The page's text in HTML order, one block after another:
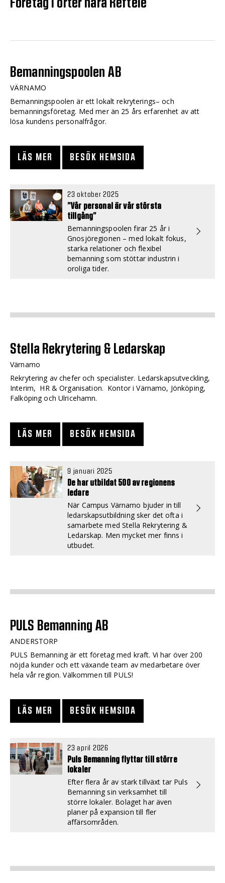
Bemanningspoolen AB
VÄRNAMO
Bemanningspoolen är ett lokalt rekryterings– och
bemanningsföretag. Med mer än 25 års erfarenhet av att
lösa kundens personalfrågor.
LÄS MER BESÖK HEMSIDA
23 oktober 2025
”Vår personal är vår största
tillgång”
Bemanningspoolen firar 25 år i
Gnosjöregionen – med lokalt fokus,
starka relationer och flexibel
bemanning som stöttar industrin i
oroliga tider.
Stella Rekrytering & Ledarskap
Värnamo
Rekrytering av chefer och specialister. Ledarskapsutveckling,
Interim, HR & Organisation. Kontor i Värnamo, Jönköping,
Falköping och Ulricehamn.
LÄS MER BESÖK HEMSIDA
9 januari 2025
De har utbildat 500 av regionens
ledare
När Campus Värnamo bjuder in till
ledarskapsutbildning sker det ofta i
samarbete med Stella Rekrytering &
Ledarskap. Men mycket mer finns i
utbudet.
PULS Bemanning AB
ANDERSTORP
PULS Bemanning är ett företag med kraft. Vi har över 200
nöjda kunder och ett växande team av medarbetare över
hela vår region. Välkommen till PULS!
LÄS MER BESÖK HEMSIDA
23 april 2026
Puls Bemanning flyttar till större
lokaler
Efter flera år av stark tillväxt tar Puls
Bemanning sin verksamhet till
större lokaler. Bolaget har även
planer på expansion till fler
affärsområden.